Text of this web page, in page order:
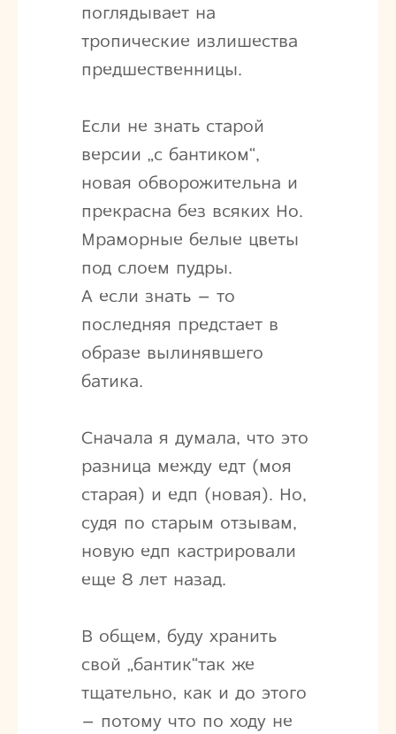
поглядывает на
тропические излишества
предшественницы.
Если не знать старой
версии „с бантиком“,
новая обворожительна и
прекрасна без всяких Но.
Мраморные белые цветы
под слоем пудры.
А если знать – то
последняя предстает в
образе вылинявшего
батика.
Сначала я думала, что это
разница между едт (моя
старая) и едп (новая). Но,
судя по старым отзывам,
новую едп кастрировали
еще 8 лет назад.
В общем, буду хранить
свой „бантик“так же
тщательно, как и до этого
– потому что по ходу не